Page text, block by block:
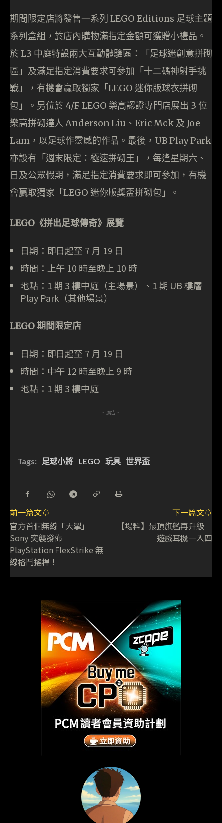
期間限定店將發售一系列 LEGO Editions 足球主題
系列盒組，於店內購物滿指定金額可獲贈小禮品。
於 L3 中庭特設兩大互動體驗區：「足球迷創意拼砌
區」及滿足指定消費要求可參加「十二碼神射手挑
戰」，有機會贏取獨家「LEGO 迷你版球衣拼砌
包」。另位於 4/F LEGO 樂高認證專門店展出 3 位
樂高拼砌達人 Anderson Liu、Eric Mok 及 Joe
Lam，以足球作靈感的作品。最後，UB Play Park
亦設有「週末限定：極速拼砌王」，每逢星期六、
日及公眾假期，滿足指定消費要求即可參加，有機
會贏取獨家「LEGO 迷你版獎盃拼砌包」。
LEGO《拼出足球傳奇》展覽
日期：即日起至 7 月 19 日
時間：上午 10 時至晚上 10 時
地點：1 期 3 樓中庭（主場景）、1 期 UB 樓層
Play Park（其他場景）
LEGO 期間限定店
日期：即日起至 7 月 19 日
時間：中午 12 時至晚上 9 時
地點：1 期 3 樓中庭
- 廣告 -
Tags: 足球小將 LEGO 玩具 世界盃
前一篇文章
官方首個無線「大掣」
Sony 突襲發佈
PlayStation FlexStrike 無
線格鬥搖桿！
下一篇文章
【場料】最頂旗艦再升級
遊戲耳機一入四